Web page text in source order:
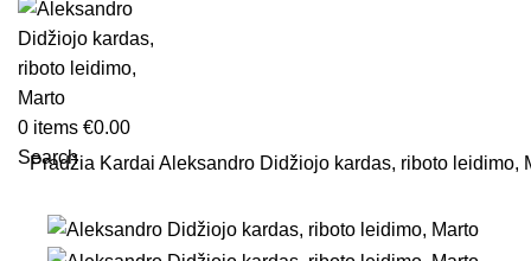
0 items €0.00
Search
Pradžia Kardai Aleksandro Didžiojo kardas, riboto leidimo,